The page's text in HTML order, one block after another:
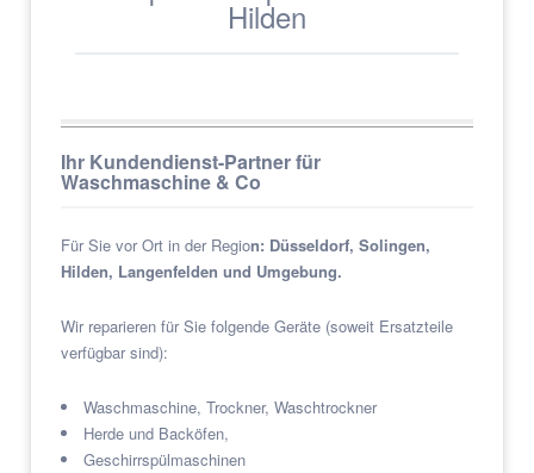
Hilden
Ihr Kundendienst-Partner für
Waschmaschine & Co
Für Sie vor Ort in der Region: Düsseldorf, Solingen,
Hilden, Langenfelden und Umgebung.
Wir reparieren für Sie folgende Geräte (soweit Ersatzteile
verfügbar sind):
Waschmaschine, Trockner, Waschtrockner
Herde und Backöfen,
Geschirrspülmaschinen